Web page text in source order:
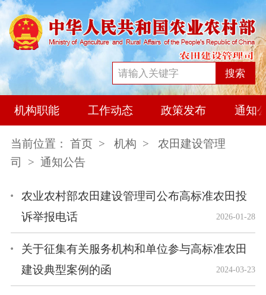
搜索
机构职能 工作动态 政策发布 通知
当前位置： 首页 > 机构 >
农田建设管理
司
> 通知公告
农业农村部农田建设管理司公布高标准农田投
诉举报电话
2026-01-28
关于征集有关服务机构和单位参与高标准农田
建设典型案例的函
2024-03-23